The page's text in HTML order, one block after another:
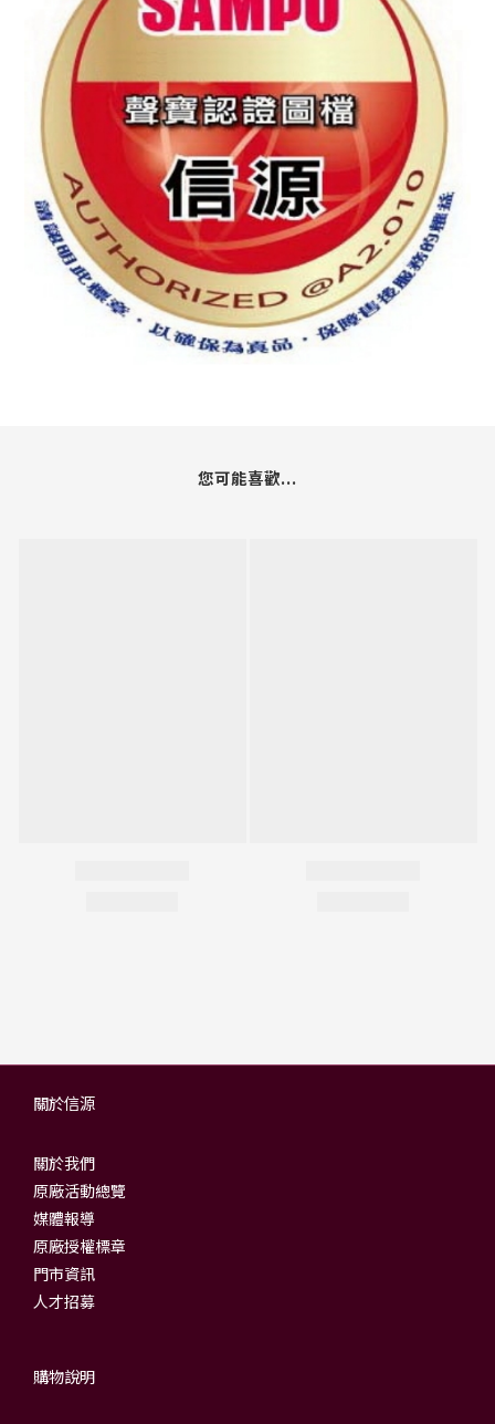
您可能喜歡...
關於信源
關於我們
原廠活動總覽
媒體報導
原廠授權標章
門市資訊
人才招募
購物說明